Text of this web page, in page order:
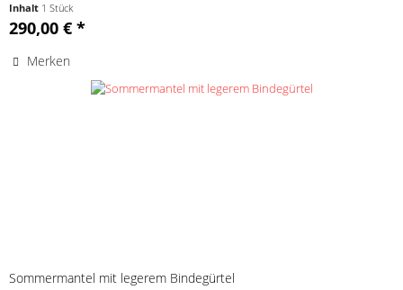
Inhalt 1 Stück
290,00 € *
Merken
Sommermantel mit legerem Bindegürtel